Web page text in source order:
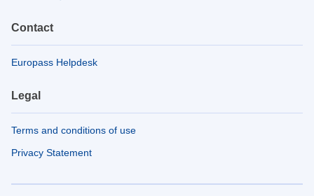
Contact
Europass Helpdesk
Legal
Terms and conditions of use
Privacy Statement